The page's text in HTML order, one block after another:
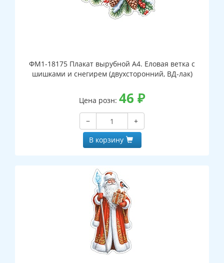
ФМ1-18175 Плакат вырубной А4. Еловая ветка с
шишками и снегирем (двухсторонний, ВД-лак)
Цена розн: 46 ₽
−
+
В корзину